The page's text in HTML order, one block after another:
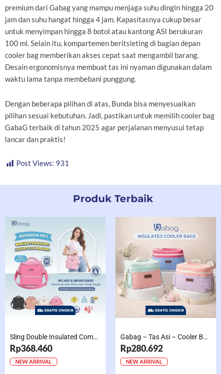
premium dari Gabag yang mampu menjaga suhu dingin hingga 20
jam dan suhu hangat hingga 4 jam. Kapasitasnya cukup besar
untuk menyimpan hingga 8 botol atau kantong ASI berukuran
100 ml. Selain itu, kompartemen beritsleting di bagian depan
cooler bag memberikan akses cepat saat mengambil barang.
Desain ergonomisnya membuat tas ini nyaman digunakan dalam
waktu lama tanpa membebani punggung.
Dengan beberapa pilihan di atas, Bunda bisa menyesuaikan
pilihan sesuai kebutuhan. Jadi, pastikan untuk memilih cooler bag
GabaG terbaik di tahun 2025 agar perjalanan menyusui tetap
lancar dan praktis!
Post Views: 931
Produk Terbaik
Sling Double Insulated Compartment Cappucino Black, Creamy, Salem, Chocolate
Rp368.460
NEW ARRIVAL
Gabag – Tas Asi – Cooler Bag Sling Single Compartment Mint Grape Bubble
Rp280.692
NEW ARRIVAL